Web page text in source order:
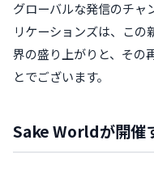
グローバルな発信のチャ
リケーションズは、この
界の盛り上がりと、その
とでございます。
Sake Worldが開催